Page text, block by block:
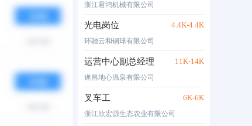
浙江君鸿机械有限公司
光电岗位 4.4K-4.4K
环驰云和钢球有限公司
运营中心副总经理 11K-14K
遂昌地心温泉有限公司
叉车工 6K-6K
浙江欣宏源生态农业有限公司